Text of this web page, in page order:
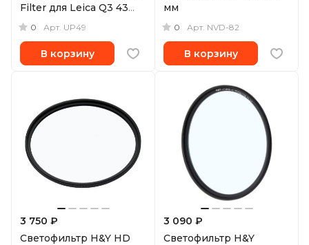
Filter для Leica Q3 43
(49 мм)
0 Арт. UP49
В корзину
мм
0 Арт. NVD-82
В корзину
3 750 ₽
Светофильтр H&Y HD
3 090 ₽
Светофильтр H&Y